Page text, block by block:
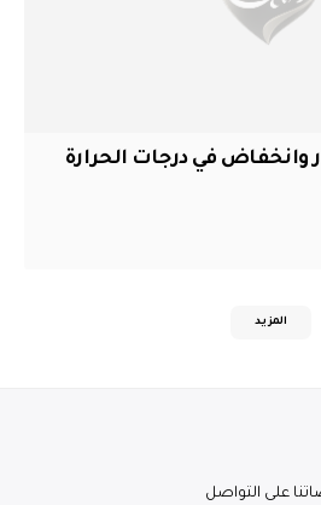
في درجات الحرارة
المزيد
على التواصل